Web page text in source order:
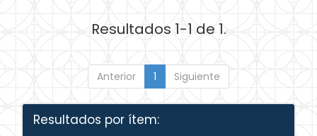
Resultados 1-1 de 1.
Anterior 1 Siguiente
Resultados por ítem: